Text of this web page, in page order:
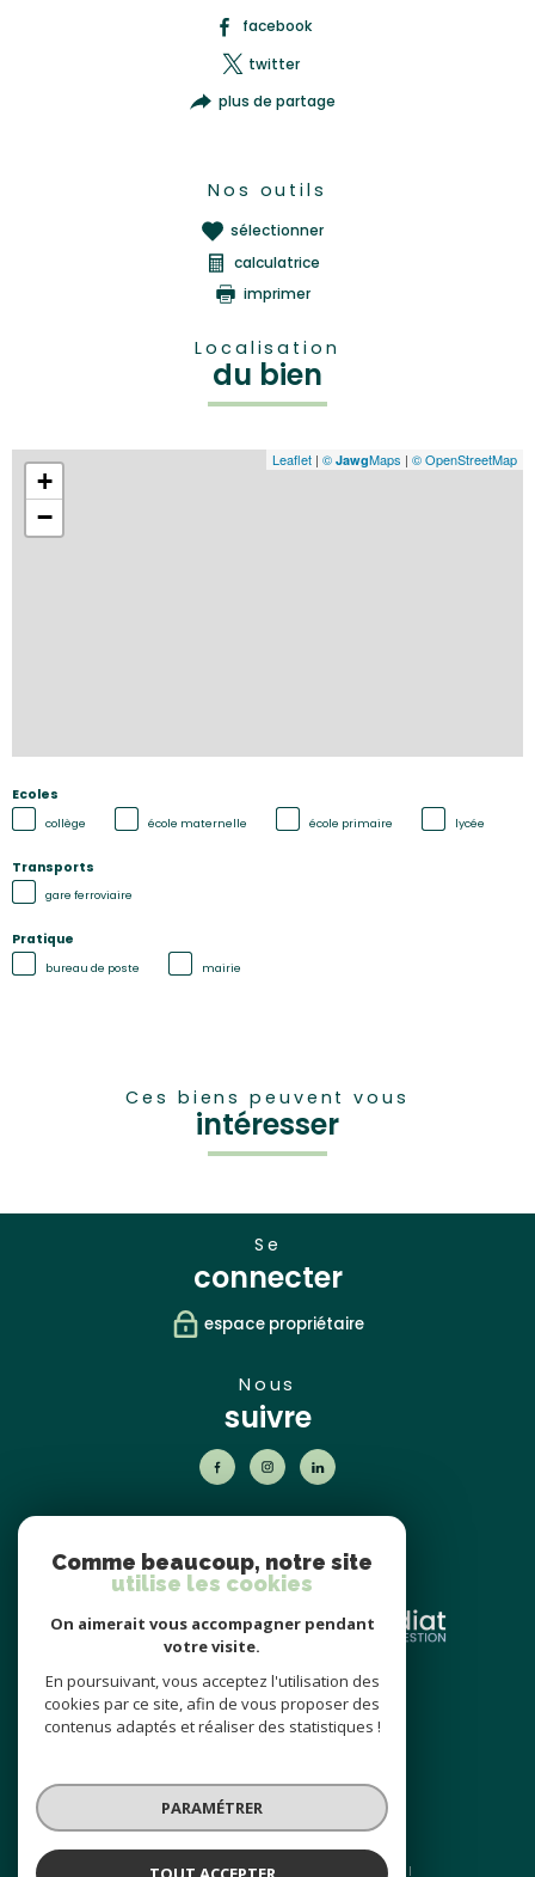
facebook
twitter
plus de partage
Nos outils
sélectionner
calculatrice
imprimer
Localisation
du bien
+
−
Leaflet | © JawgMaps | © OpenStreetMap
Ecoles
collège école maternelle école primaire lycée
Transports
gare ferroviaire
Pratique
bureau de poste mairie
Ces biens peuvent vous
intéresser
se
connecter
espace propriétaire
nous
suivre
partenaires
nos avis
clients
© 2026 | Tous droits réservés | Traduction powered by Google |
Comme beaucoup, notre site
utilise les cookies
On aimerait vous accompagner pendant
votre visite.
En poursuivant, vous acceptez l'utilisation des
cookies par ce site, afin de vous proposer des
contenus adaptés et réaliser des statistiques !
PARAMÉTRER